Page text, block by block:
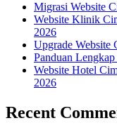
Migrasi Website
Website Klinik
2026
Upgrade Website
Panduan
Website Hotel
2026
Recent